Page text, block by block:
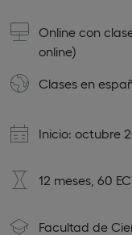
Online con
online)
Clases en
Inicio: octubre
12 meses, 60
Facultad de